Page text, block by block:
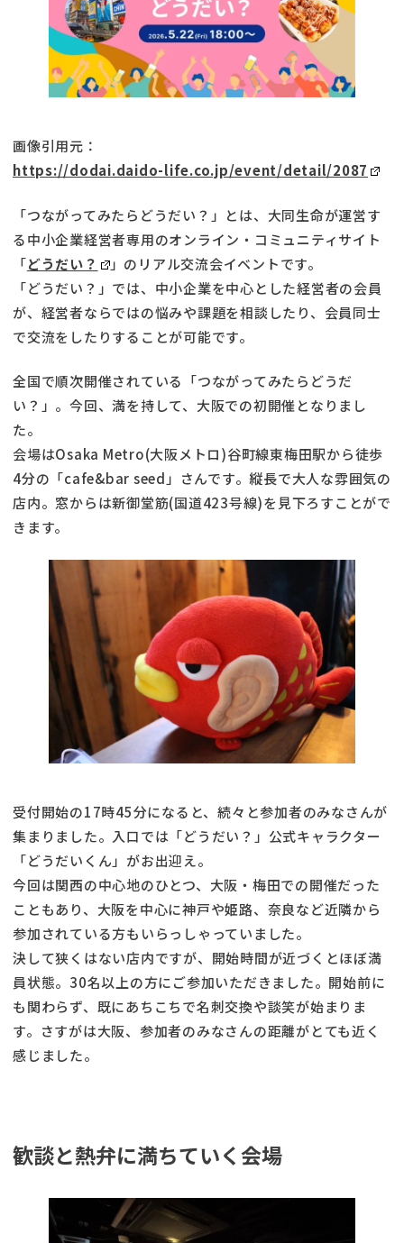
画像引用元：
https://dodai.daido-life.co.jp/event/detail/2087
「つながってみたらどうだい？」とは、大同生命が運営す
る中小企業経営者専用のオンライン・コミュニティサイト
「どうだい？
」のリアル交流会イベントです。
「どうだい？」では、中小企業を中心とした経営者の会員
が、経営者ならではの悩みや課題を相談したり、会員同士
で交流をしたりすることが可能です。
全国で順次開催されている「つながってみたらどうだ
い？」。今回、満を持して、大阪での初開催となりまし
た。
会場はOsaka Metro(大阪メトロ)谷町線東梅田駅から徒歩
4分の「cafe&bar seed」さんです。縦長で大人な雰囲気の
店内。窓からは新御堂筋(国道423号線)を見下ろすことがで
きます。
受付開始の17時45分になると、続々と参加者のみなさんが
集まりました。入口では「どうだい？」公式キャラクター
「どうだいくん」がお出迎え。
今回は関西の中心地のひとつ、大阪・梅田での開催だった
こともあり、大阪を中心に神戸や姫路、奈良など近隣から
参加されている方もいらっしゃっていました。
決して狭くはない店内ですが、開始時間が近づくとほぼ満
員状態。30名以上の方にご参加いただきました。開始前に
も関わらず、既にあちこちで名刺交換や談笑が始まりま
す。さすがは大阪、参加者のみなさんの距離がとても近く
感じました。
歓談と熱弁に満ちていく会場